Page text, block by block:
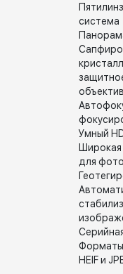
система
Умный
Широкая
для
HEIF и